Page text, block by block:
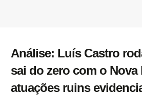
Análise: Luís Castro
sai do zero com o Nova
atuações ruins